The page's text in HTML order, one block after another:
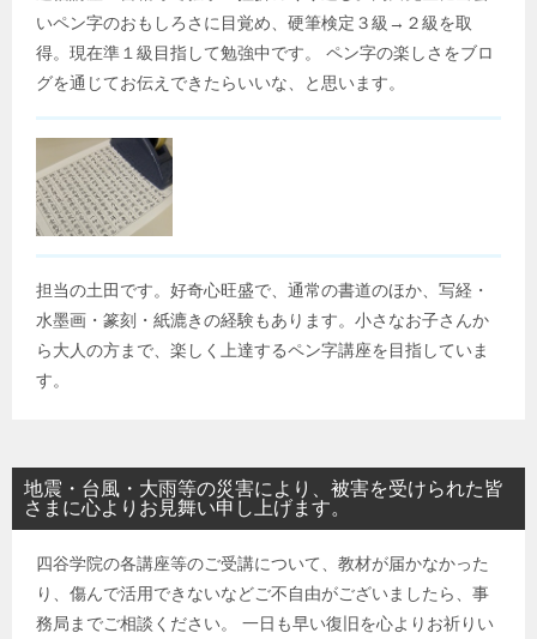
いペン字のおもしろさに目覚め、硬筆検定３級→２級を取
得。現在準１級目指して勉強中です。 ペン字の楽しさをブロ
グを通じてお伝えできたらいいな、と思います。
担当の土田です。好奇心旺盛で、通常の書道のほか、写経・
水墨画・篆刻・紙漉きの経験もあります。小さなお子さんか
ら大人の方まで、楽しく上達するペン字講座を目指していま
す。
地震・台風・大雨等の災害により、被害を受けられた皆
さまに心よりお見舞い申し上げます。
四谷学院の各講座等のご受講について、教材が届かなかった
り、傷んで活用できないなどご不自由がございましたら、事
務局までご相談ください。 一日も早い復旧を心よりお祈りい